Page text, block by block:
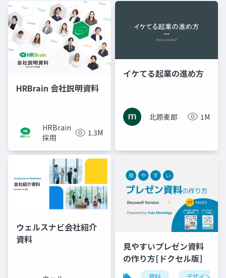
HRBrain 会社説明資料
HRBrain
採用
1.3M
イケてる起業の進め方
北原麦郎 1M
ウェルスナビ会社紹介
資料
見やすいプレゼン資料
の作り方[ドクセル版]